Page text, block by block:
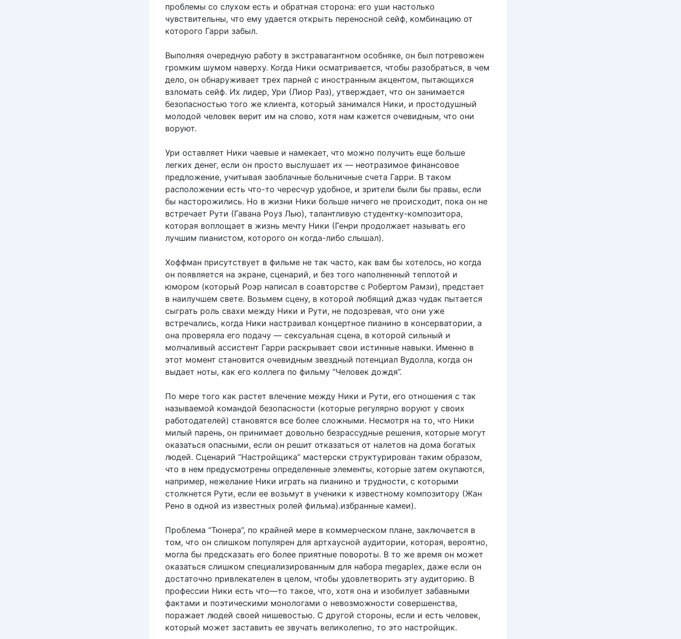
проблемы со слухом есть и обратная сторона: его уши настолько
чувствительны, что ему удается открыть переносной сейф, комбинацию от
которого Гарри забыл.
Выполняя очередную работу в экстравагантном особняке, он был потревожен
громким шумом наверху. Когда Ники осматривается, чтобы разобраться, в чем
дело, он обнаруживает трех парней с иностранным акцентом, пытающихся
взломать сейф. Их лидер, Ури (Лиор Раз), утверждает, что он занимается
безопасностью того же клиента, который занимался Ники, и простодушный
молодой человек верит им на слово, хотя нам кажется очевидным, что они
воруют.
Ури оставляет Ники чаевые и намекает, что можно получить еще больше
легких денег, если он просто выслушает их — неотразимое финансовое
предложение, учитывая заоблачные больничные счета Гарри. В таком
расположении есть что-то чересчур удобное, и зрители были бы правы, если
бы насторожились. Но в жизни Ники больше ничего не происходит, пока он не
встречает Рути (Гавана Роуз Лью), талантливую студентку-композитора,
которая воплощает в жизнь мечту Ники (Генри продолжает называть его
лучшим пианистом, которого он когда-либо слышал).
Хоффман присутствует в фильме не так часто, как вам бы хотелось, но когда
он появляется на экране, сценарий, и без того наполненный теплотой и
юмором (который Роэр написал в соавторстве с Робертом Рамзи), предстает
в наилучшем свете. Возьмем сцену, в которой любящий джаз чудак пытается
сыграть роль свахи между Ники и Рути, не подозревая, что они уже
встречались, когда Ники настраивал концертное пианино в консерватории, а
она проверяла его подачу — сексуальная сцена, в которой сильный и
молчаливый ассистент Гарри раскрывает свои истинные навыки. Именно в
этот момент становится очевидным звездный потенциал Вудолла, когда он
выдает ноты, как его коллега по фильму “Человек дождя”.
По мере того как растет влечение между Ники и Рути, его отношения с так
называемой командой безопасности (которые регулярно воруют у своих
работодателей) становятся все более сложными. Несмотря на то, что Ники
милый парень, он принимает довольно безрассудные решения, которые могут
оказаться опасными, если он решит отказаться от налетов на дома богатых
людей. Сценарий “Настройщика” мастерски структурирован таким образом,
что в нем предусмотрены определенные элементы, которые затем окупаются,
например, нежелание Ники играть на пианино и трудности, с которыми
столкнется Рути, если ее возьмут в ученики к известному композитору (Жан
Рено в одной из известных ролей фильма).избранные камеи).
Проблема “Тюнера”, по крайней мере в коммерческом плане, заключается в
том, что он слишком популярен для артхаусной аудитории, которая, вероятно,
могла бы предсказать его более приятные повороты. В то же время он может
оказаться слишком специализированным для набора megaplex, даже если он
достаточно привлекателен в целом, чтобы удовлетворить эту аудиторию. В
профессии Ники есть что—то такое, что, хотя она и изобилует забавными
фактами и поэтическими монологами о невозможности совершенства,
поражает людей своей нишевостью. С другой стороны, если и есть человек,
который может заставить ее звучать великолепно, то это настройщик.